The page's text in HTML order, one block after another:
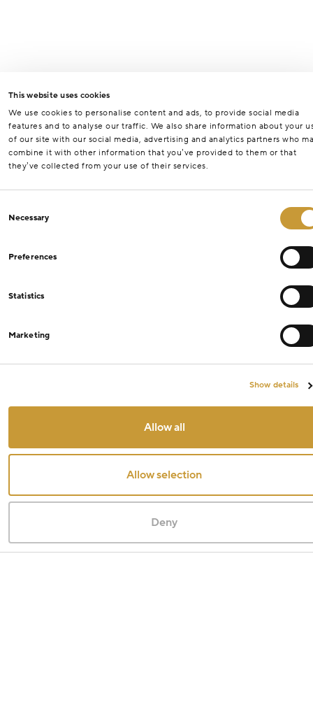
This website uses cookies
We use cookies to personalise content and ads, to provide social media
features and to analyse our traffic. We also share information about your
of our site with our social media, advertising and analytics partners who
combine it with other information that you’ve provided to them or that
they’ve collected from your use of their services.
Selection
Necessary
Preferences
Statistics
Marketing
Show details
Allow all
Allow selection
Deny